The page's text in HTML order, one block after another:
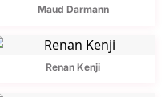
Maud Darmann
Renan Kenji